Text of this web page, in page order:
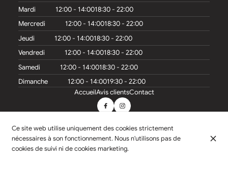
Mardi
12:00 - 14:0018:30 - 22:00
Mercredi
12:00 - 14:0018:30 - 22:00
Jeudi
12:00 - 14:0018:30 - 22:00
Vendredi
12:00 - 14:0018:30 - 22:00
Samedi
12:00 - 14:0018:30 - 22:00
Dimanche
12:00 - 14:0019:30 - 22:00
AccueilAvis clientsContact
© Teo Jasmin 2026
Mentions légalesProtection des données
Ce site web utilise uniquement des cookies strictement
nécessaires à son fonctionnement. Nous n'utilisons pas de
cookies de suivi ni de cookies marketing.